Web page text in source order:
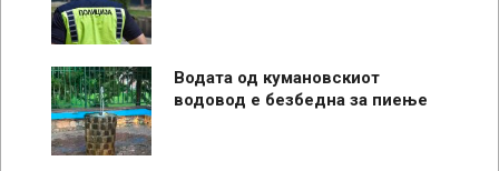
Водата од кумановскиот
водовод е безбедна за пиење